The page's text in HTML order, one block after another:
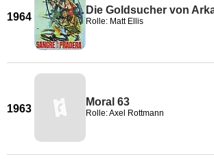
1964
Die Goldsucher von
Rolle: Matt Ellis
1963
Moral 63
Rolle: Axel Rottmann